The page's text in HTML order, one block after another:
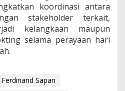
koordinasi antara
stakeholder terkait,
kelangkaan maupun
selama perayaan hari
Ferdinand Sapan